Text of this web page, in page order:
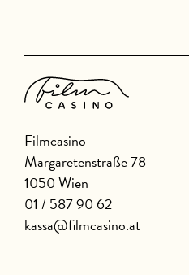
Filmcasino
Margaretenstraße 78
1050 Wien
01 / 587 90 62
kassa@filmcasino.at